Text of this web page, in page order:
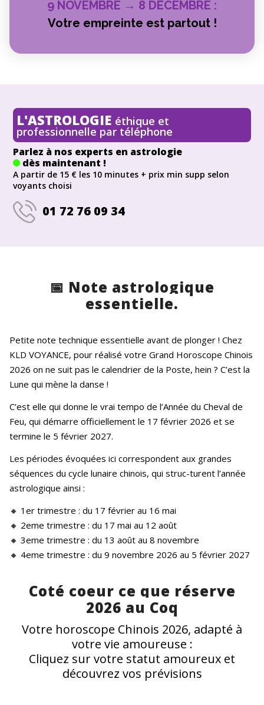
9 NOVEMBRE → 8 DÉCEMBRE :
Votre empreinte est partout !
L'ASTROLOGIE éthique et
professionnelle par téléphone
Parlez à nos experts en astrologie
dès maintenant !
A partir de 15 € les 10 minutes + prix min supp selon
voyants choisi
01 72 76 09 34
📅 Note astrologique
essentielle.
Petite note technique essentielle avant de plonger ! Chez
KLD VOYANCE, pour réalisé votre Grand Horoscope Chinois
2026 on ne suit pas le calendrier de la Poste, hein ? C’est la
Lune qui mène la danse !
C’est elle qui donne le vrai tempo de l’Année du Cheval de
Feu, qui démarre officiellement le 17 février 2026 et se
termine le 5 février 2027.
Les périodes évoquées ici correspondent aux grandes
séquences du cycle lunaire chinois, qui struc-turent l’année
astrologique ainsi :
🔸 1er trimestre : du 17 février au 16 mai
🔸 2eme trimestre : du 17 mai au 12 août
🔸 3eme trimestre : du 13 août au 8 novembre
🔸 4eme trimestre : du 9 novembre 2026 au 5 février 2027
Coté coeur ce que réserve
2026 au Coq
Votre horoscope Chinois 2026, adapté à
votre vie amoureuse :
Cliquez sur votre statut amoureux et
découvrez vos prévisions